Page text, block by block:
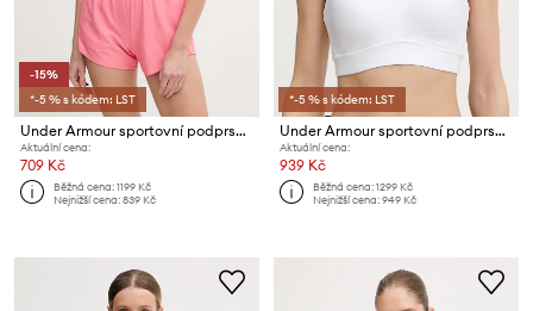
-15%
*-5 % s kódem: LST
Under Armour sportovní podprsenka Vanish Seamless
Aktuální cena:
709 Kč
Běžná cena:1199 Kč
Nejnižší cena:839 Kč
*-5 % s kódem: LST
Under Armour sportovní podprsenka Infinity
Aktuální cena:
939 Kč
Běžná cena:1299 Kč
Nejnižší cena:949 Kč